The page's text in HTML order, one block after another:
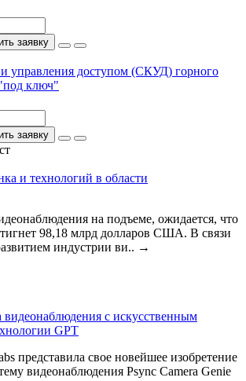
заявку
управления доступом (СКУД) горного
ключ"
заявку
и технологий в области
на подъеме, ожидается, что
98,18 млрд долларов США. В связи
индустрии ви.. →
с искусственным
GPT
представила свое новейшее изобретение
видеонаблюдения Psync Camera Genie